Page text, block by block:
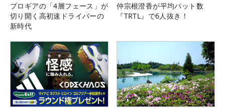
プロギアの「4層フェース」が
切り開く高初速ドライバーの
新時代
仲宗根澄香が平均パット数
『TRTL』で6人抜き！